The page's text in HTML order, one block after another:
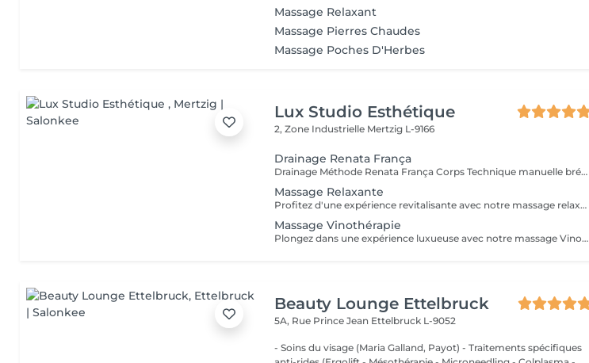
Massage Relaxant
Massage Pierres Chaudes
Massage Poches D'Herbes
Lux Studio Esthétique
2, Zone Industrielle Mertzig L-9166
Drainage Renata França
Drainage Méthode Renata França Corps Technique manuelle brésilienne reconnue pour ses résultats immédiats. Grâce à des manuvres fermes et rythmées, ce soin stimule le système lymphatique, aide à éliminer les toxines et réduit la rétention d'eau. Bienfaits : Jambes légères dès la première séance Réduction des gonflements Silhouette visiblement affinée Sensation de bien-être et de légèreté Idéal en cure pour des résultats durables. Miracle Touch Visage Métode Renata França Soin facial drainant et remodelant offrant un effet lifting naturel immédiat. Il décongestionne le visage, réduit les poches et redonne éclat et fraîcheur à la peau. Bienfaits : Réduction des poches et cernes Visage plus lumineux et reposé Effet liftant naturel Détente profonde Parfait avant un événement ou en cure régulière.
Massage Relaxante
Profitez d'une expérience revitalisante avec notre massage relaxant de 40, 60 ou 90 minutes. Nos esthéticiennes utiliseront des techniques douces pour soulager les tensions musculaires, procurant une sensation de tranquillité. Le temps de préparation et d'installation de la cliente est inclus dans la période choisie, garantissant que chaque minute soit consacrée à votre bien-être. Profitez de ce moment pour rajeunir corps et esprit.
Massage Vinothérapie
Plongez dans une expérience luxueuse avec notre massage Vinothérapie de 40, 60 ou 90 minutes. Nos Esthetcienne experts utiliseront des techniques spécifiques, combinant les bienfaits du raisin pour apaiser vos muscles et offrir une sensation de détente profonde. Le temps de préparation et d'installation de la cliente est inclus dans la durée sélectionnée, garantissant une expérience dédiée à votre bien-être. Laissez-vous emporter par ce moment de délice, revitalisant à la fois votre corps et votre esprit.
Beauty Lounge Ettelbruck
5A, Rue Prince Jean Ettelbruck L-9052
- Soins du visage (Maria Galland, Payot) - Traitements spécifiques